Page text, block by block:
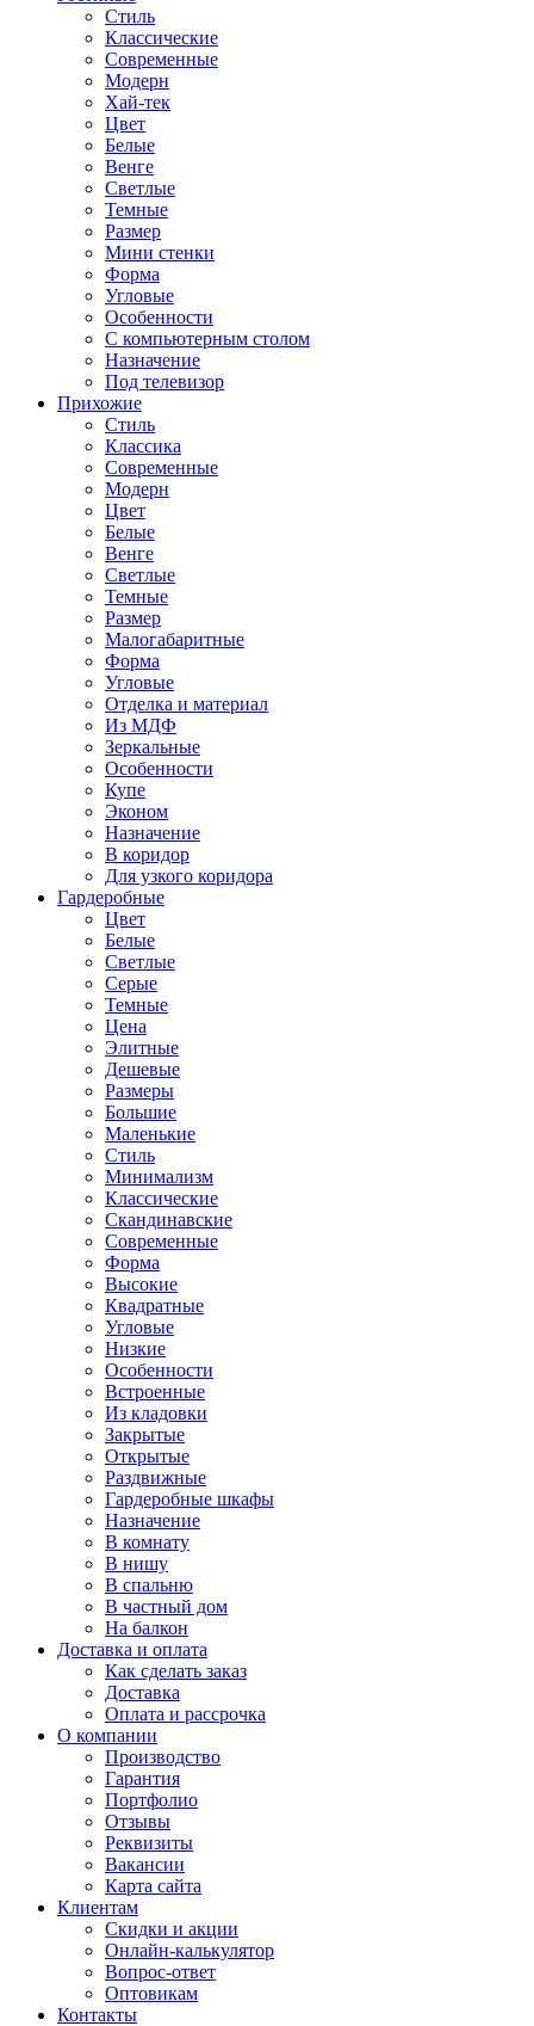
Стиль
Классические
Современные
Модерн
Хай-тек
Цвет
Белые
Венге
Светлые
Темные
Размер
Мини стенки
Форма
Угловые
Особенности
С компьютерным столом
Назначение
Под телевизор
Прихожие
Стиль
Классика
Современные
Модерн
Цвет
Белые
Венге
Светлые
Темные
Размер
Малогабаритные
Форма
Угловые
Отделка и материал
Из МДФ
Зеркальные
Особенности
Купе
Эконом
Назначение
В коридор
Для узкого коридора
Гардеробные
Цвет
Белые
Светлые
Серые
Темные
Цена
Элитные
Дешевые
Размеры
Большие
Маленькие
Стиль
Минимализм
Классические
Скандинавские
Современные
Форма
Высокие
Квадратные
Угловые
Низкие
Особенности
Встроенные
Из кладовки
Закрытые
Открытые
Раздвижные
Гардеробные шкафы
Назначение
В комнату
В нишу
В спальню
В частный дом
На балкон
Доставка и оплата
Как сделать заказ
Доставка
Оплата и рассрочка
О компании
Производство
Гарантия
Портфолио
Отзывы
Реквизиты
Вакансии
Карта сайта
Клиентам
Скидки и акции
Онлайн-калькулятор
Вопрос-ответ
Оптовикам
Контакты